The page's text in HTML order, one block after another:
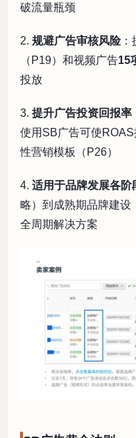
破流量瓶颈
2. 规避广告审核风险：
（P19）和视频广告15
投放
3. 提升广告投资回报率
使用SB广告可使ROAS
性营销模板（P26）
4. 适用于品牌发展各阶
略）到成熟期品牌建设
全周期解决方案